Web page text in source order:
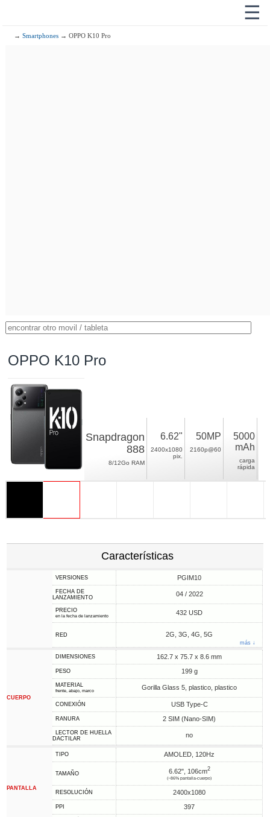
☰
→Smartphones → OPPO K10 Pro
OPPO K10 Pro
Snapdragon
888
8/12Go RAM
6.62"
2400x1080
pix.
50MP
2160p@60
5000
mAh
carga
rápida
Características
VERSIONES PGIM10
FECHA DE
LANZAMIENTO
04 / 2022
PRECIO
en la fecha de lanzamiento 432 USD
RED 2G, 3G, 4G, 5G
más ↓
CUERPO
DIMENSIONES 162.7 x 75.7 x 8.6 mm
PESO 199 g
MATERIAL
frente, abajo, marco Gorilla Glass 5, plastico, plastico
CONEXIÓN USB Type-C
RANURA 2 SIM (Nano-SIM)
LECTOR DE HUELLA
DACTILAR
no
PANTALLA
TIPO AMOLED, 120Hz
TAMAÑO 6.62", 106cm2
(~86% pantalla-cuerpo)
RESOLUCIÓN 2400x1080
PPI 397